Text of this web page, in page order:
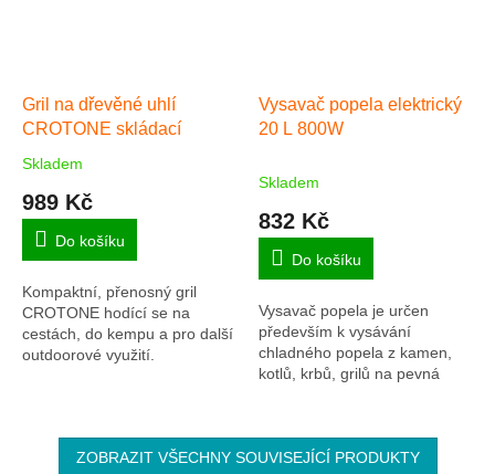
Gril na dřevěné uhlí
CROTONE skládací
Průměrné
produktu
5,0
5
hvězdiček.
Skladem
989 Kč
Do košíku
Kompaktní, přenosný gril
CROTONE hodící se na
cestách, do kempu a pro další
outdoorové využití.
Vysavač popela elektrický
20 L 800W
Skladem
832 Kč
Do košíku
Vysavač popela je určen
především k vysávání
chladného popela z kamen,
kotlů, krbů, grilů na pevná
nánosy popílku a sazí ve...
ZOBRAZIT VŠECHNY SOUVISEJÍCÍ PRODUKTY